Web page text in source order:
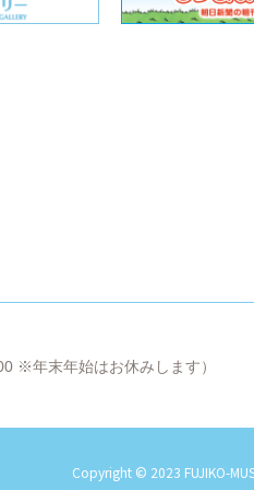
※年末年始はお休みします）
Copyright © 2023 FUJIKO-